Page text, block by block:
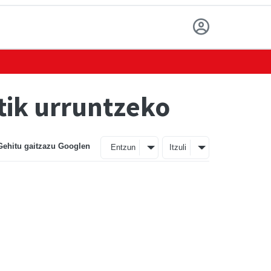
urruntzeko
gaitzazu Googlen Entzun Itzuli